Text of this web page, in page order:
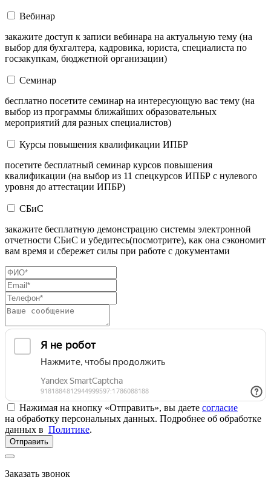
Вебинар
закажите доступ к записи вебинара на актуальную тему (на
выбор для бухгалтера, кадровика, юриста, специалиста по
госзакупкам, бюджетной организации)
Семинар
бесплатно посетите семинар на интересующую вас тему (на
выбор из программы ближайших образовательных
мероприятий для разных специалистов)
Курсы повышения квалификации ИПБР
посетите бесплатный семинар курсов повышения
квалификации (на выбор из 11 спецкурсов ИПБР с нулевого
уровня до аттестации ИПБР)
СБиС
закажите бесплатную демонстрацию системы электронной
отчетности СБиС и убедитесь(посмотрите), как она сэкономит
вам время и сбережет силы при работе с документами
Нажимая на кнопку «Отправить», вы даете согласие
на обработку персональных данных. Подробнее об обработке
данных в Политике.
Отправить
Заказать звонок